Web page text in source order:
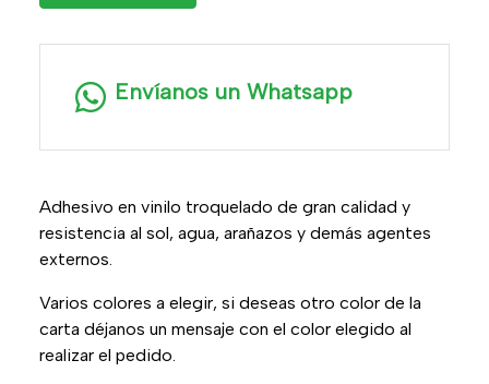
Envíanos un Whatsapp
Adhesivo en vinilo troquelado de gran calidad y
resistencia al sol, agua, arañazos y demás agentes
externos.
Varios colores a elegir, si deseas otro color de la
carta déjanos un mensaje con el color elegido al
realizar el pedido.